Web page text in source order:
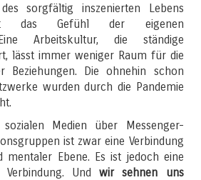
sorgfältig inszenierten Lebens
das Gefühl der eigenen
Arbeitskultur, die ständige
lässt immer weniger Raum für die
Beziehungen. Die ohnehin schon
wurden durch die Pandemie
Medien über Messenger-
ist zwar eine Verbindung
Ebene. Es ist jedoch eine
Verbindung. Undwir sehnen uns